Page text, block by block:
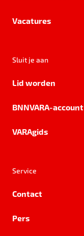
Vacatures
Sluit je aan
Lid worden
BNNVARA-account
VARAgids
Service
Contact
Pers